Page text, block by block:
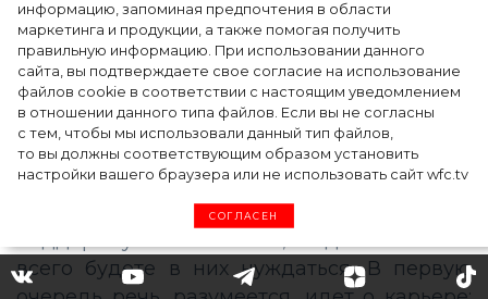
информацию, запоминая предпочтения в области
маркетинга и продукции, а также помогая получить
правильную информацию. При использовании данного
сайта, вы подтверждаете свое согласие на использование
файлов cookie в соответствии с настоящим уведомлением
в отношении данного типа файлов. Если вы не согласны
с тем, чтобы мы использовали данный тип файлов,
то вы должны соответствующим образом установить
настройки вашего браузера или не использовать сайт wfc.tv
СОГЛАСЕН
Фото: Pixabay.com
Бык и Свинья очень хорошо ладят между
собой: рожденные под этим знаком имеют
все основания рассчитывать на то, что 2021
год будет очень удачным. На протяжении
всех 12 месяцев на вашем пути то и дело
будут встречаться люди, которые окажут
всего будете в них нуждаться. В первую